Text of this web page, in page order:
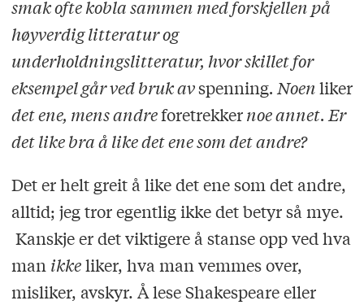
smak ofte kobla sammen med forskjellen på
høyverdig litteratur og
underholdningslitteratur, hvor skillet for
eksempel går ved bruk avspenning. Noenliker
det ene, mens andreforetrekkernoe annet. Er
det like bra å like det ene som det andre?
Det er helt greit å like det ene som det andre,
alltid; jeg tror egentlig ikke det betyr så mye.
Kanskje er det viktigere å stanse opp ved hva
man ikkeliker, hva man vemmes over,
misliker, avskyr. Å lese Shakespeare eller